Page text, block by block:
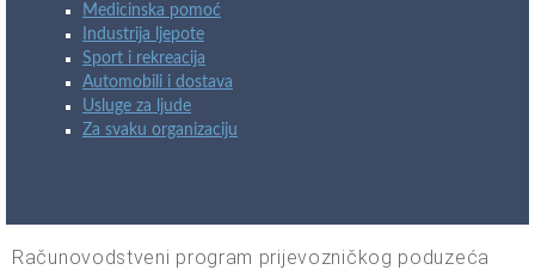
Medicinska pomoć
Industrija ljepote
Sport i rekreacija
Automobili i dostava
Usluge za ljude
Za svaku organizaciju
Računovodstveni program prijevozničkog poduzeća